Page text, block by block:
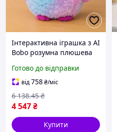
Інтерактивна іграшка з AI
Bobo розумна плюшева
Готово до відправки
від758₴/міс
4 547₴
6 138.45 ₴
Купити